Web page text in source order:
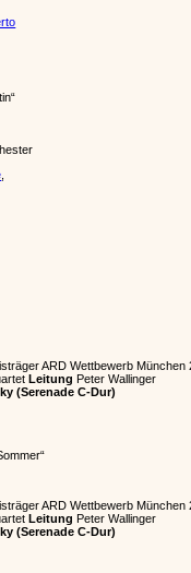
ARD Wettbewerb München
Leitung Peter Wallinger
(Serenade C-Dur)
ARD Wettbewerb München
Leitung Peter Wallinger
(Serenade C-Dur)